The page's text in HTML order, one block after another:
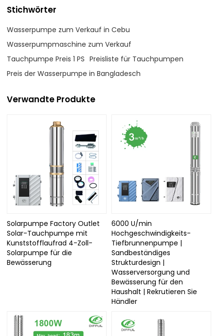
Stichwörter
Wasserpumpe zum Verkauf in Cebu
Wasserpumpmaschine zum Verkauf
Tauchpumpe Preis 1 PS Preisliste für Tauchpumpen
Preis der Wasserpumpe in Bangladesch
Verwandte Produkte
Solarpumpe Factory Outlet
Solar-Tauchpumpe mit
Kunststofflaufrad 4-Zoll-
Solarpumpe für die
Bewässerung
6000 U/min
Hochgeschwindigkeits-
Tiefbrunnenpumpe |
Sandbeständiges
Strukturdesign |
Wasserversorgung und
Bewässerung für den
Haushalt | Rekrutieren Sie
Händler